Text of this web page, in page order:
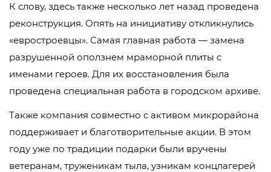
К слову, здесь также несколько лет назад проведена
реконструкция. Опять на инициативу откликнулись
«евростроевцы». Самая главная работа — замена
разрушенной оползнем мраморной плиты с
именами героев. Для их восстановления была
проведена специальная работа в городском архиве.
Также компания совместно с активом микрорайона
поддерживает и благотворительные акции. В этом
году уже по традиции подарки были вручены
ветеранам, труженикам тыла, узникам концлагерей